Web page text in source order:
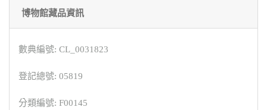
博物館藏品資訊
數典編號: CL_0031823
登記總號: 05819
分類編號: F00145